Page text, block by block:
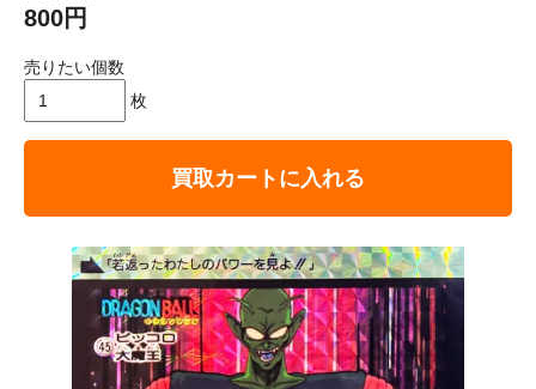
800円
売りたい個数
枚
買取カートに入れる